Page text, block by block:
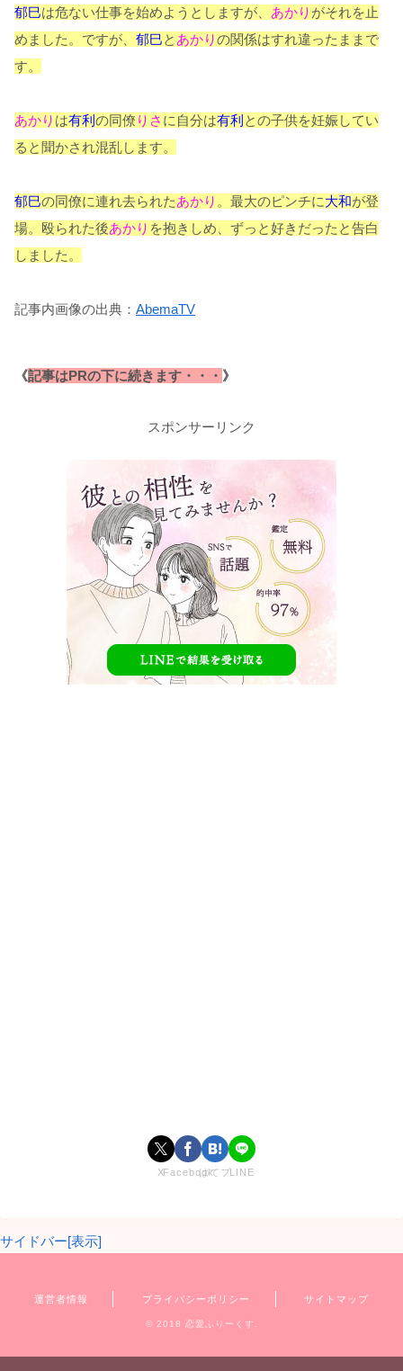
郁巳は危ない仕事を始めようとしますが、 あかり がそれを止
めました。ですが、 郁巳と あかりの関係はすれ違ったままで
す。
あかり は有利 の同僚 りさ に自分は有利 との子供を妊娠してい
ると聞かされ混乱します。
郁巳の同僚に連れ去られたあかり 。最大のピンチに大和が登
場。殴られた後あかり を抱きしめ、ずっと好きだったと告白
しました。
記事内画像の出典： AbemaTV
《記事はPRの下に続きます・・・ 》
スポンサーリンク
XFacebookはてブ LINE
サイドバー[表示]
運営者情報 プライバシーポリシー サイトマップ
© 2018 恋愛ふりーくす.